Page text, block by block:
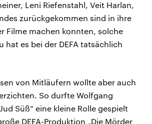
Leni Riefenstahl, Veit Harlan,
zurückgekommen sind in ihre
Filme machen konnten, solche
hat es bei der DEFA tatsächlich
von Mitläufern wollte aber auch
So durfte Wolfgang
Süß“ eine kleine Rolle gespielt
DEFA-Produktion „Die Mörder